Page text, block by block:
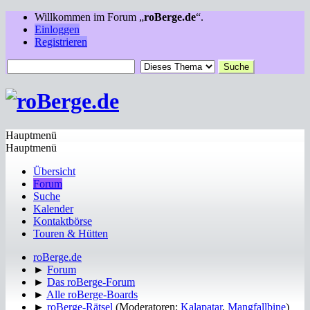
Willkommen im Forum „roBerge.de“.
Einloggen
Registrieren
Hauptmenü
Hauptmenü
Übersicht
Forum
Suche
Kalender
Kontaktbörse
Touren & Hütten
roBerge.de
► Forum
► Das roBerge-Forum
► Alle roBerge-Boards
► roBerge-Rätsel (Moderatoren: Kalapatar, Mangfallbine)